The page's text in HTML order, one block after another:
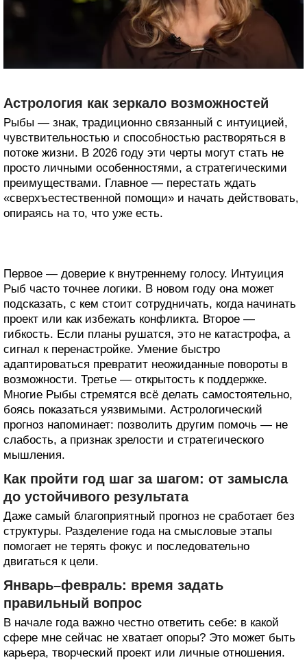
Астрология как зеркало возможностей
Рыбы — знак, традиционно связанный с интуицией,
чувствительностью и способностью растворяться в
потоке жизни. В 2026 году эти черты могут стать не
просто личными особенностями, а стратегическими
преимуществами. Главное — перестать ждать
«сверхъестественной помощи» и начать действовать,
опираясь на то, что уже есть.
Первое — доверие к внутреннему голосу. Интуиция
Рыб часто точнее логики. В новом году она может
подсказать, с кем стоит сотрудничать, когда начинать
проект или как избежать конфликта. Второе —
гибкость. Если планы рушатся, это не катастрофа, а
сигнал к перенастройке. Умение быстро
адаптироваться превратит неожиданные повороты в
возможности. Третье — открытость к поддержке.
Многие Рыбы стремятся всё делать самостоятельно,
боясь показаться уязвимыми. Астрологический
прогноз напоминает: позволить другим помочь — не
слабость, а признак зрелости и стратегического
мышления.
Как пройти год шаг за шагом: от замысла
до устойчивого результата
Даже самый благоприятный прогноз не сработает без
структуры. Разделение года на смысловые этапы
помогает не терять фокус и последовательно
двигаться к цели.
Январь–февраль: время задать
правильный вопрос
В начале года важно честно ответить себе: в какой
сфере мне сейчас не хватает опоры? Это может быть
карьера, творческий проект или личные отношения.